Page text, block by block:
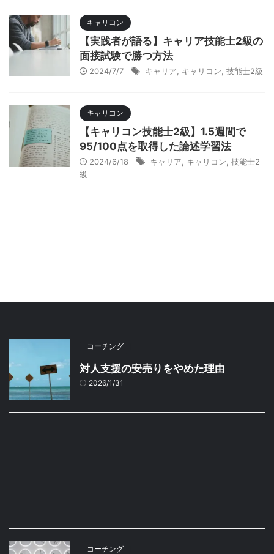
キャリコン
【実践者が語る】キャリア技能士2級の
面接試験で勝つ方法
2024/7/7 キャリア キャリコン 技能士2級
キャリコン
【キャリコン技能士2級】1.5週間で
95/100点を取得した論述学習法
2024/6/18 キャリア キャリコン 技能士2
級
コーチング
対人支援の安売りをやめた理由
2026/1/31
コーチング